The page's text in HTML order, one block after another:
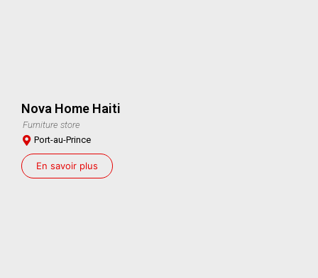
Nova Home Haiti
Furniture store
Port-au-Prince
En savoir plus